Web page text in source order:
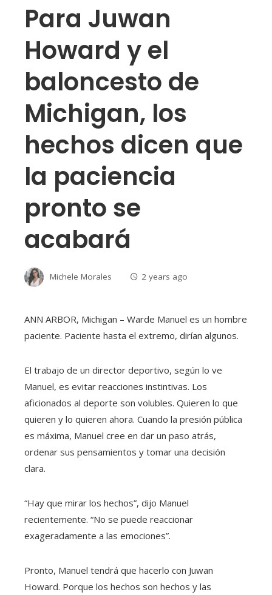
Para Juwan
Howard y el
baloncesto de
Michigan, los
hechos dicen que
la paciencia
pronto se
acabará
Michele Morales 2 years ago
ANN ARBOR, Michigan – Warde Manuel es un hombre
paciente. Paciente hasta el extremo, dirían algunos.
El trabajo de un director deportivo, según lo ve
Manuel, es evitar reacciones instintivas. Los
aficionados al deporte son volubles. Quieren lo que
quieren y lo quieren ahora. Cuando la presión pública
es máxima, Manuel cree en dar un paso atrás,
ordenar sus pensamientos y tomar una decisión
clara.
“Hay que mirar los hechos”, dijo Manuel
recientemente. “No se puede reaccionar
exageradamente a las emociones”.
Pronto, Manuel tendrá que hacerlo con Juwan
Howard. Porque los hechos son hechos y las